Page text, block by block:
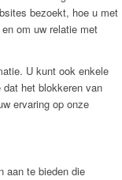
bezoekt, hoe u met
om uw relatie met
U kunt ook enkele
het blokkeren van
ervaring op onze
aan te bieden die